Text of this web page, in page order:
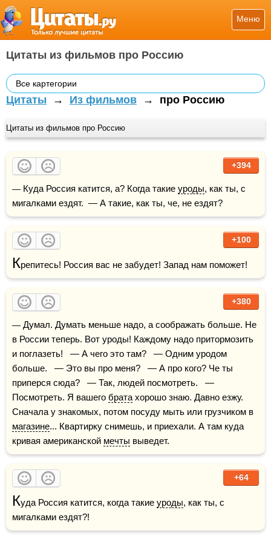
Меню
Цитаты из фильмов про Россию
Все картегории
Цитаты → Из фильмов → про Россию
Цитаты из фильмов про Россию
+394
— Куда Россия катится, а? Когда такие уроды, как ты, с
мигалками ездят.  — А такие, как ты, че, не ездят?
+100
Крепитесь! Россия вас не забудет! Запад нам поможет!
+380
— Думал. Думать меньше надо, а соображать больше. Не
в России теперь. Вот уроды! Каждому надо притормозить
и поглазеть!   — А чего это там?   — Одним уродом
больше.   — Это вы про меня?   — А про кого? Че ты
приперся сюда?   — Так, людей посмотреть.   —
Посмотреть. Я вашего брата хорошо знаю. Давно езжу.
магазине... Квартирку снимешь, и приехали. А там куда
кривая американской мечты выведет.
+64
Куда Россия катится, когда такие уроды, как ты, с
мигалками ездят?!